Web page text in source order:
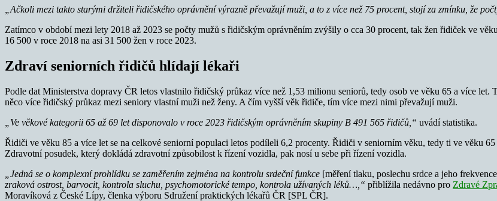
„Ačkoli mezi takto starými držiteli řidičského oprávnění výrazně převažují muži, a to z více než 75 procent, stojí za zmínku, že
Zatímco v období mezi lety 2018 až 2023 se počty mužů s řidičským oprávněním zvýšily o cca 30 procent, tak žen řidiček ve
16 500 v roce 2018 na asi 31 500 žen v roce 2023.
Zdraví seniorních řidičů hlídají lékaři
Podle dat Ministerstva dopravy ČR letos vlastnilo řidičský průkaz více než 1,53 milionu seniorů, tedy osob ve věku 65 a více
něco více řidičský průkaz mezi seniory vlastní muži než ženy. A čím vyšší věk řidiče, tím více mezi nimi převažují muži.
„Ve věkové kategorii 65 až 69 let disponovalo v roce 2023 řidičským oprávněním skupiny B 491 565 řidičů,“ uvádí statistika.
Řidiči ve věku 85 a více let se na celkové seniorní populaci letos podíleli 6,2 procenty. Řidiči v seniorním věku, tedy ti ve věku
Zdravotní posudek, který dokládá zdravotní způsobilost k řízení vozidla, pak nosí u sebe při řízení vozidla.
„Jedná se o komplexní prohlídku se zaměřením zejména na kontrolu srdeční funkce [měření tlaku, poslechu srdce a jeho
zraková ostrost, barvocit, kontrola sluchu, psychomotorické tempo, kontrola užívaných léků…,“ přiblížila nedávno pro Zdravé
Moravíková z České Lípy, členka výboru Sdružení praktických lékařů ČR [SPL ČR].